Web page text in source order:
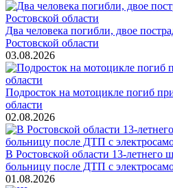
Два человека погибли, двое
Ростовской области
03.08.2026
Подросток на мотоцикле погиб
области
02.08.2026
В Ростовской области 13-летнего
больницу после ДТП с
01.08.2026